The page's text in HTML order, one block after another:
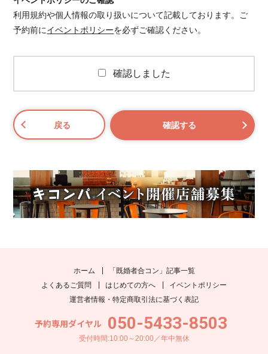
利用規約や個人情報の取り扱いについて記載しております。ご
予約前にイベントポリシーを必ずご確認ください。
確認しました
ホーム
「既婚者合コン」記事一覧
よくあるご質問
はじめての方へ
イベントポリシー
運営者情報・特定商取引法に基づく表記
予約専用ダイヤル 050-5433-8503
受付時間:10:00～20:00／年中無休